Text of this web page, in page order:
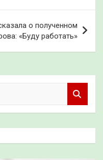
о полученном
«Буду работать»